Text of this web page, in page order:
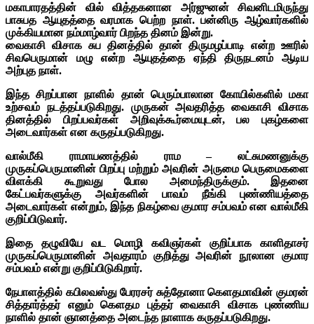
மகாபாரதத்தின்
வில் வித்தகனான அர்ஜுனன்
சிவனிடமிருந்து
பாசுபத ஆயுதத்தை வரமாக பெற்ற நாள்.பன்னிரு ஆழ்வார்களில்
முக்கியமான நம்மாழ்வார் பிறந்த தினம் இன்று.
வைகாசி விசாக சுப தினத்தில் தான் திருமழப்பாடி என்ற ஊரில்
சிவபெருமான்
மழு என்ற ஆயுதத்தை ஏந்தி திருநடனம்
ஆடிய
அற்புத நாள்.
இந்த சிறப்பான நாளில் தான் பெரும்பாலான கோயில்களில் மகா
உற்சவம் நடத்தப்படுகிறது. முருகன் அவதரித்த வைகாசி விசாக
தினத்தில்
பிறப்பவர்கள் அறிவுக்கூர்மையுடன்,பல
புகழ்களை
அடைவார்கள் என கருதப்படுகிறது.
வால்மீகி
ராமாயணத்தில் ராம– லட்சுமணனுக்கு
முருகப்பெருமானின் பிறப்பு மற்றும் அவரின் அருமை பெருமைகளை
விளக்கி
கூறுவது போல அமைந்திருக்கும். இதனை
கேட்பவர்களுக்கு
அவர்களின் பாவம் நீங்கி
புண்ணியத்தை
அடைவார்கள் என்றும்,இந்த நிகழ்வை குமார சம்பவம் என வால்மீகி
குறிப்பிடுவார்.
இதை
தழுவியே வட மொழி கவிஞர்கள் குறிப்பாக
காளிதாசர்
முருகப்பெருமானின் அவதாரம் குறித்து அவரின் நூலான குமார
சம்பவம் என்று குறிப்பிடுகிறார்.
நேபாளத்தில் கபிலவஸ்து பேரரசர் சுத்தோனா கெளதமாவின் குமரன்
சித்தார்த்தர்
எனும் கெளதம புத்தர் வைகாசி விசாக
புண்ணிய
நாளில் தான் ஞானத்தை அடைந்த நாளாக கருதப்படுகிறது.